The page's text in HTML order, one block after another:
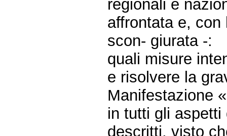
regionali e
affrontata e,
scon- giurata -:
quali misure
e risolvere la
Manifestazione
in tutti gli
descritti, visto